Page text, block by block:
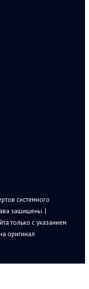
системного
защищены. |
только с указанием
оригинал